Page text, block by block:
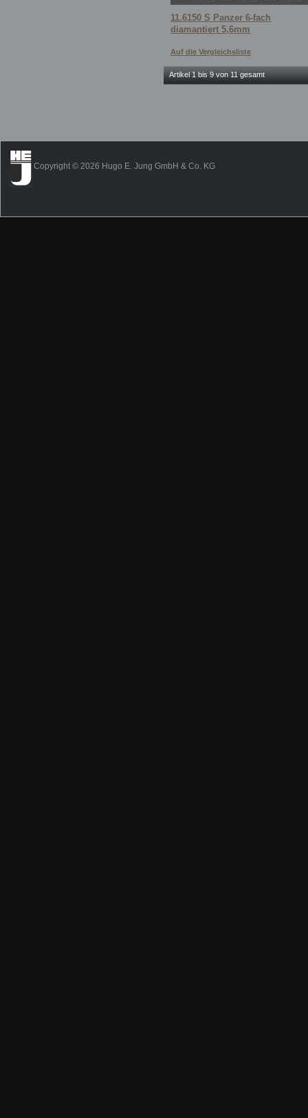
11.6150 S Panzer 6-fach
diamantiert 5,6mm
Auf die Vergleichsliste
Artikel 1 bis 9 von 11 gesamt
Copyright © 2026 Hugo E. Jung GmbH & Co. KG